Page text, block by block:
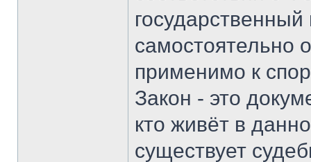
самостоятельно
применимо к
Закон - это
кто живёт в
существует